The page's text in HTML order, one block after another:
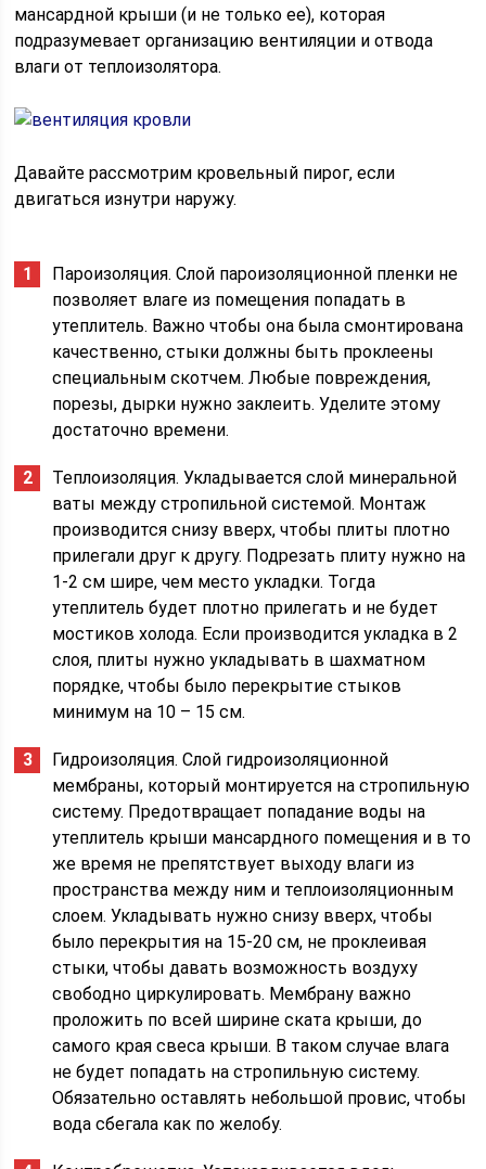
мансардной крыши (и не только ее), которая
подразумевает организацию вентиляции и отвода
влаги от теплоизолятора.
Давайте рассмотрим кровельный пирог, если
двигаться изнутри наружу.
Пароизоляция. Слой пароизоляционной пленки не
позволяет влаге из помещения попадать в
утеплитель. Важно чтобы она была смонтирована
качественно, стыки должны быть проклеены
специальным скотчем. Любые повреждения,
порезы, дырки нужно заклеить. Уделите этому
достаточно времени.
Теплоизоляция. Укладывается слой минеральной
ваты между стропильной системой. Монтаж
производится снизу вверх, чтобы плиты плотно
прилегали друг к другу. Подрезать плиту нужно на
1-2 см шире, чем место укладки. Тогда
утеплитель будет плотно прилегать и не будет
мостиков холода. Если производится укладка в 2
слоя, плиты нужно укладывать в шахматном
порядке, чтобы было перекрытие стыков
минимум на 10 – 15 см.
Гидроизоляция. Слой гидроизоляционной
мембраны, который монтируется на стропильную
систему. Предотвращает попадание воды на
утеплитель крыши мансардного помещения и в то
же время не препятствует выходу влаги из
пространства между ним и теплоизоляционным
слоем. Укладывать нужно снизу вверх, чтобы
было перекрытия на 15-20 см, не проклеивая
стыки, чтобы давать возможность воздуху
свободно циркулировать. Мембрану важно
проложить по всей ширине ската крыши, до
самого края свеса крыши. В таком случае влага
не будет попадать на стропильную систему.
Обязательно оставлять небольшой провис, чтобы
вода сбегала как по желобу.